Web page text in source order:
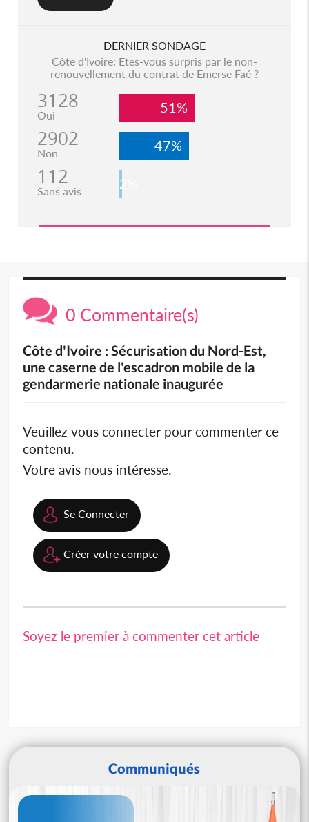
DERNIER SONDAGE
Côte d'Ivoire: Etes-vous surpris par le non-
renouvellement du contrat de Emerse Faé ?
3128
Oui 51%
2902
Non 47%
112
Sans avis 2%
0 Commentaire(s)
Côte d'Ivoire : Sécurisation du Nord-Est,
une caserne de l'escadron mobile de la
gendarmerie nationale inaugurée
Veuillez vous connecter pour commenter ce
contenu.
Votre avis nous intéresse.
Se Connecter
Créer votre compte
Soyez le premier à commenter cet article
Communiqués